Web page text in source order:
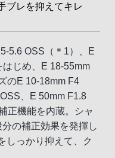
ブレを抑えてキレ
5.6 OSS（＊1）、E
じめ、E 18-55mm
のE 10-18mm F4
、E 50mm F1.8
正機能を内蔵。シャ
の補正効果を発揮し
しっかり抑えて、ク